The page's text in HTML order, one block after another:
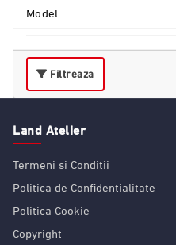
Model
Filtreaza
Land Atelier
Termeni si Conditii
Politica de Confidentialitate
Politica Cookie
Copyright